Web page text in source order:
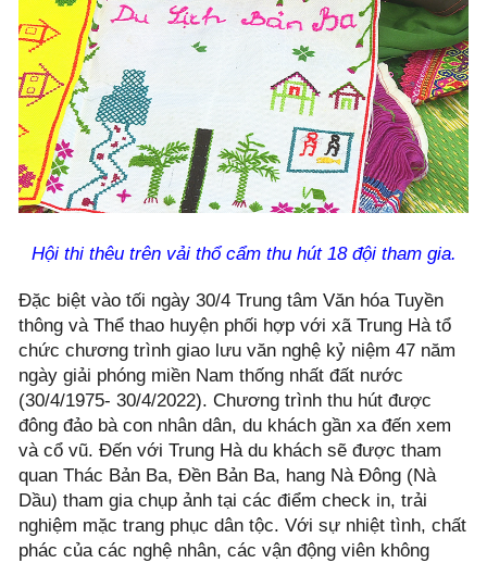
Hội thi thêu trên vải thổ cẩm thu hút 18 đội tham gia.
Đặc biệt vào tối ngày 30/4 Trung tâm Văn hóa Tuyền
thông và Thể thao huyện phối hợp với xã Trung Hà tổ
chức chương trình giao lưu văn nghệ kỷ niệm 47 năm
ngày giải phóng miền Nam thống nhất đất nước
(30/4/1975- 30/4/2022). Chương trình thu hút được
đông đảo bà con nhân dân, du khách gần xa đến xem
và cổ vũ. Đến với Trung Hà du khách sẽ được tham
quan Thác Bản Ba, Đền Bản Ba, hang Nà Đông (Nà
Dầu) tham gia chụp ảnh tại các điểm check in, trải
nghiệm mặc trang phục dân tộc. Với sự nhiệt tình, chất
phác của các nghệ nhân, các vận động viên không